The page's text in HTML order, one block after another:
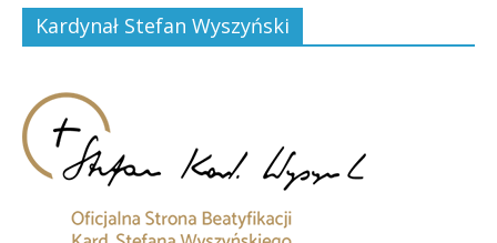
Kardynał Stefan Wyszyński